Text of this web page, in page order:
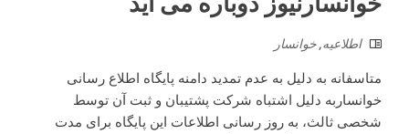
اطلاعیه,خوانسار
متاسفانه به دلیل به عدم تمدید دامنه پایگاه اطلاع رسانی
خوانساربه دلیل اشتباه شرکت پشتیبان و ثبت آن توسط
شخصی ثالث، به روز رسانی اطلاعات این پایگاه برای مدت